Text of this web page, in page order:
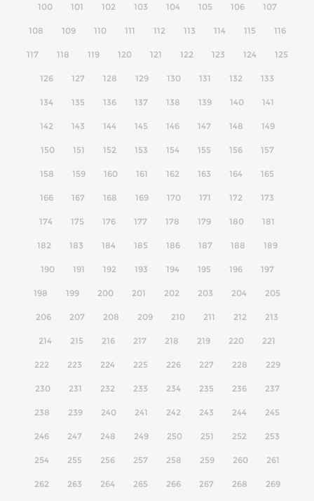
100 101 102 103 104 105 106 107
108 109 110 111 112 113 114 115 116
117 118 119 120 121 122 123 124 125
126 127 128 129 130 131 132 133
134 135 136 137 138 139 140 141
142 143 144 145 146 147 148 149
150 151 152 153 154 155 156 157
158 159 160 161 162 163 164 165
166 167 168 169 170 171 172 173
174 175 176 177 178 179 180 181
182 183 184 185 186 187 188 189
190 191 192 193 194 195 196 197
198 199 200 201 202 203 204 205
206 207 208 209 210 211 212 213
214 215 216 217 218 219 220 221
222 223 224 225 226 227 228 229
230 231 232 233 234 235 236 237
238 239 240 241 242 243 244 245
246 247 248 249 250 251 252 253
254 255 256 257 258 259 260 261
262 263 264 265 266 267 268 269